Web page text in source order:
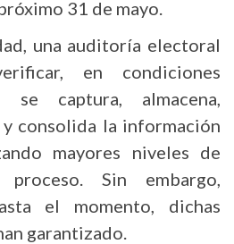
31 de mayo.
una auditoría electoral
en condiciones
se captura, almacena,
consolida la información
mayores niveles de
Sin embargo,
el momento, dichas
garantizado.